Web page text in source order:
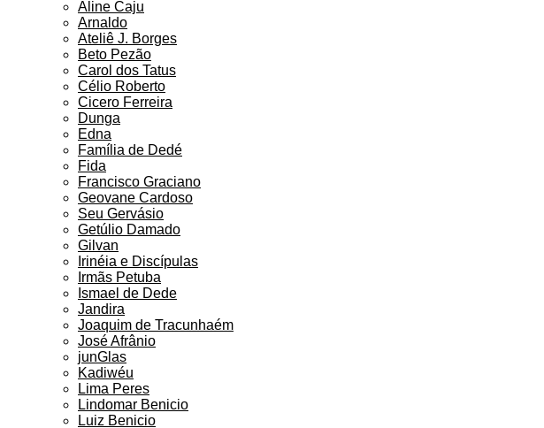
Aline Caju
Arnaldo
Ateliê J. Borges
Beto Pezão
Carol dos Tatus
Célio Roberto
Cicero Ferreira
Dunga
Edna
Família de Dedé
Fida
Francisco Graciano
Geovane Cardoso
Seu Gervásio
Getúlio Damado
Gilvan
Irinéia e Discípulas
Irmãs Petuba
Ismael de Dede
Jandira
Joaquim de Tracunhaém
José Afrânio
junGlas
Kadiwéu
Lima Peres
Lindomar Benicio
Luiz Benicio